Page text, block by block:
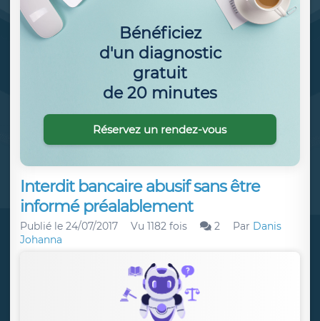
Interdit bancaire abusif sans être
informé préalablement
Publié le 24/07/2017 Vu 1182 fois 2 Par Danis
Johanna
Bénéficiez
d'un diagnostic
gratuit
de 20 minutes
Réservez un rendez-vous